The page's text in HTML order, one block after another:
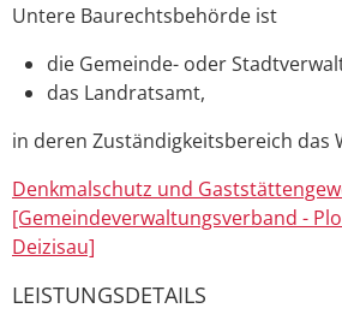
Untere Baurechtsbehörde ist
die Gemeinde- oder
das Landratsamt,
in deren Zuständigkeitsbereich das
Denkmalschutz und
[Gemeindeverwaltungsverband -
Deizisau]
LEISTUNGSDETAILS